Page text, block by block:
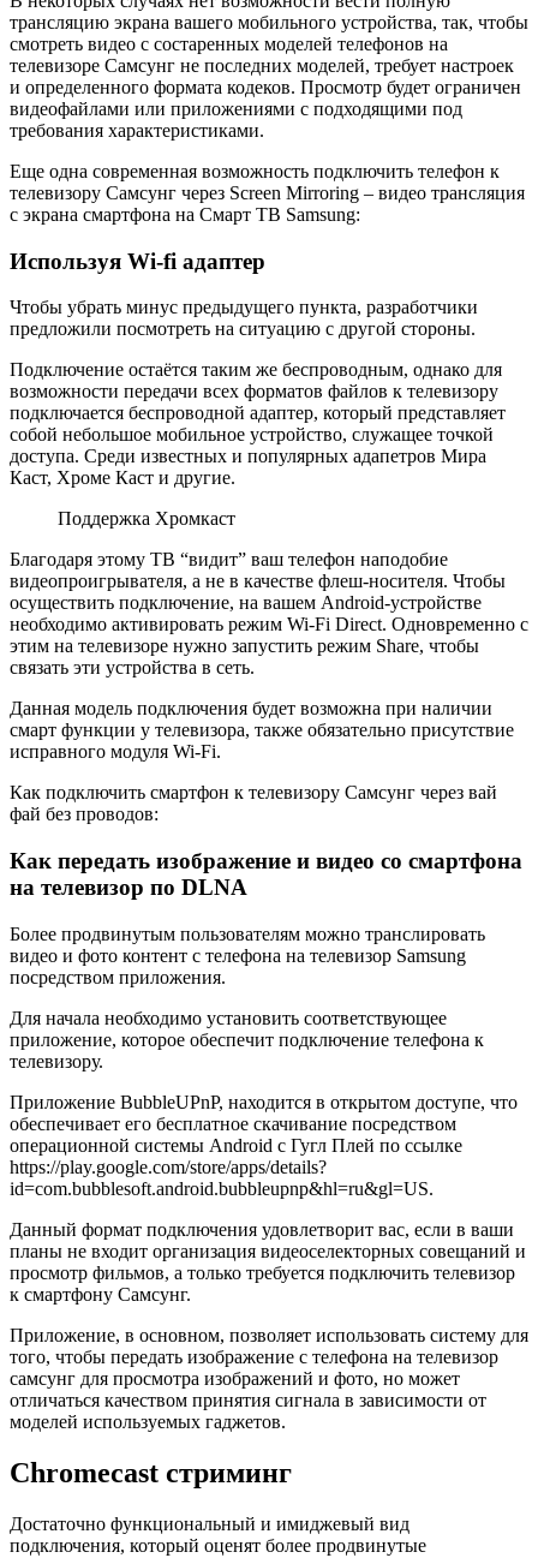
трансляцию экрана вашего мобильного устройства, так, чтобы
смотреть видео с состаренных моделей телефонов на
телевизоре Самсунг не последних моделей, требует настроек
и определенного формата кодеков. Просмотр будет ограничен
видеофайлами или приложениями с подходящими под
требования характеристиками.
Еще одна современная возможность подключить телефон к
телевизору Самсунг через Screen Mirroring – видео трансляция
с экрана смартфона на Смарт ТВ Samsung:
Используя Wi-fi адаптер
Чтобы убрать минус предыдущего пункта, разработчики
предложили посмотреть на ситуацию с другой стороны.
Подключение остаётся таким же беспроводным, однако для
возможности передачи всех форматов файлов к телевизору
подключается беспроводной адаптер, который представляет
собой небольшое мобильное устройство, служащее точкой
доступа. Среди известных и популярных адапетров Мира
Каст, Хроме Каст и другие.
Поддержка Хромкаст
Благодаря этому ТВ “видит” ваш телефон наподобие
видеопроигрывателя, а не в качестве флеш-носителя. Чтобы
осуществить подключение, на вашем Android-устройстве
необходимо активировать режим Wi-Fi Direct. Одновременно с
этим на телевизоре нужно запустить режим Share, чтобы
связать эти устройства в сеть.
Данная модель подключения будет возможна при наличии
смарт функции у телевизора, также обязательно присутствие
исправного модуля Wi-Fi.
Как подключить смартфон к телевизору Самсунг через вай
фай без проводов:
Как передать изображение и видео со смартфона
на телевизор по DLNA
Более продвинутым пользователям можно транслировать
видео и фото контент с телефона на телевизор Samsung
посредством приложения.
Для начала необходимо установить соответствующее
приложение, которое обеспечит подключение телефона к
телевизору.
Приложение BubbleUPnP, находится в открытом доступе, что
обеспечивает его бесплатное скачивание посредством
операционной системы Android c Гугл Плей по ссылке
https://play.google.com/store/apps/details?
id=com.bubblesoft.android.bubbleupnp&hl=ru&gl=US.
Данный формат подключения удовлетворит вас, если в ваши
планы не входит организация видеоселекторных совещаний и
просмотр фильмов, а только требуется подключить телевизор
к смартфону Самсунг.
Приложение, в основном, позволяет использовать систему для
того, чтобы передать изображение с телефона на телевизор
самсунг для просмотра изображений и фото, но может
отличаться качеством принятия сигнала в зависимости от
моделей используемых гаджетов.
Chromecast стриминг
Достаточно функциональный и имиджевый вид
подключения, который оценят более продвинутые